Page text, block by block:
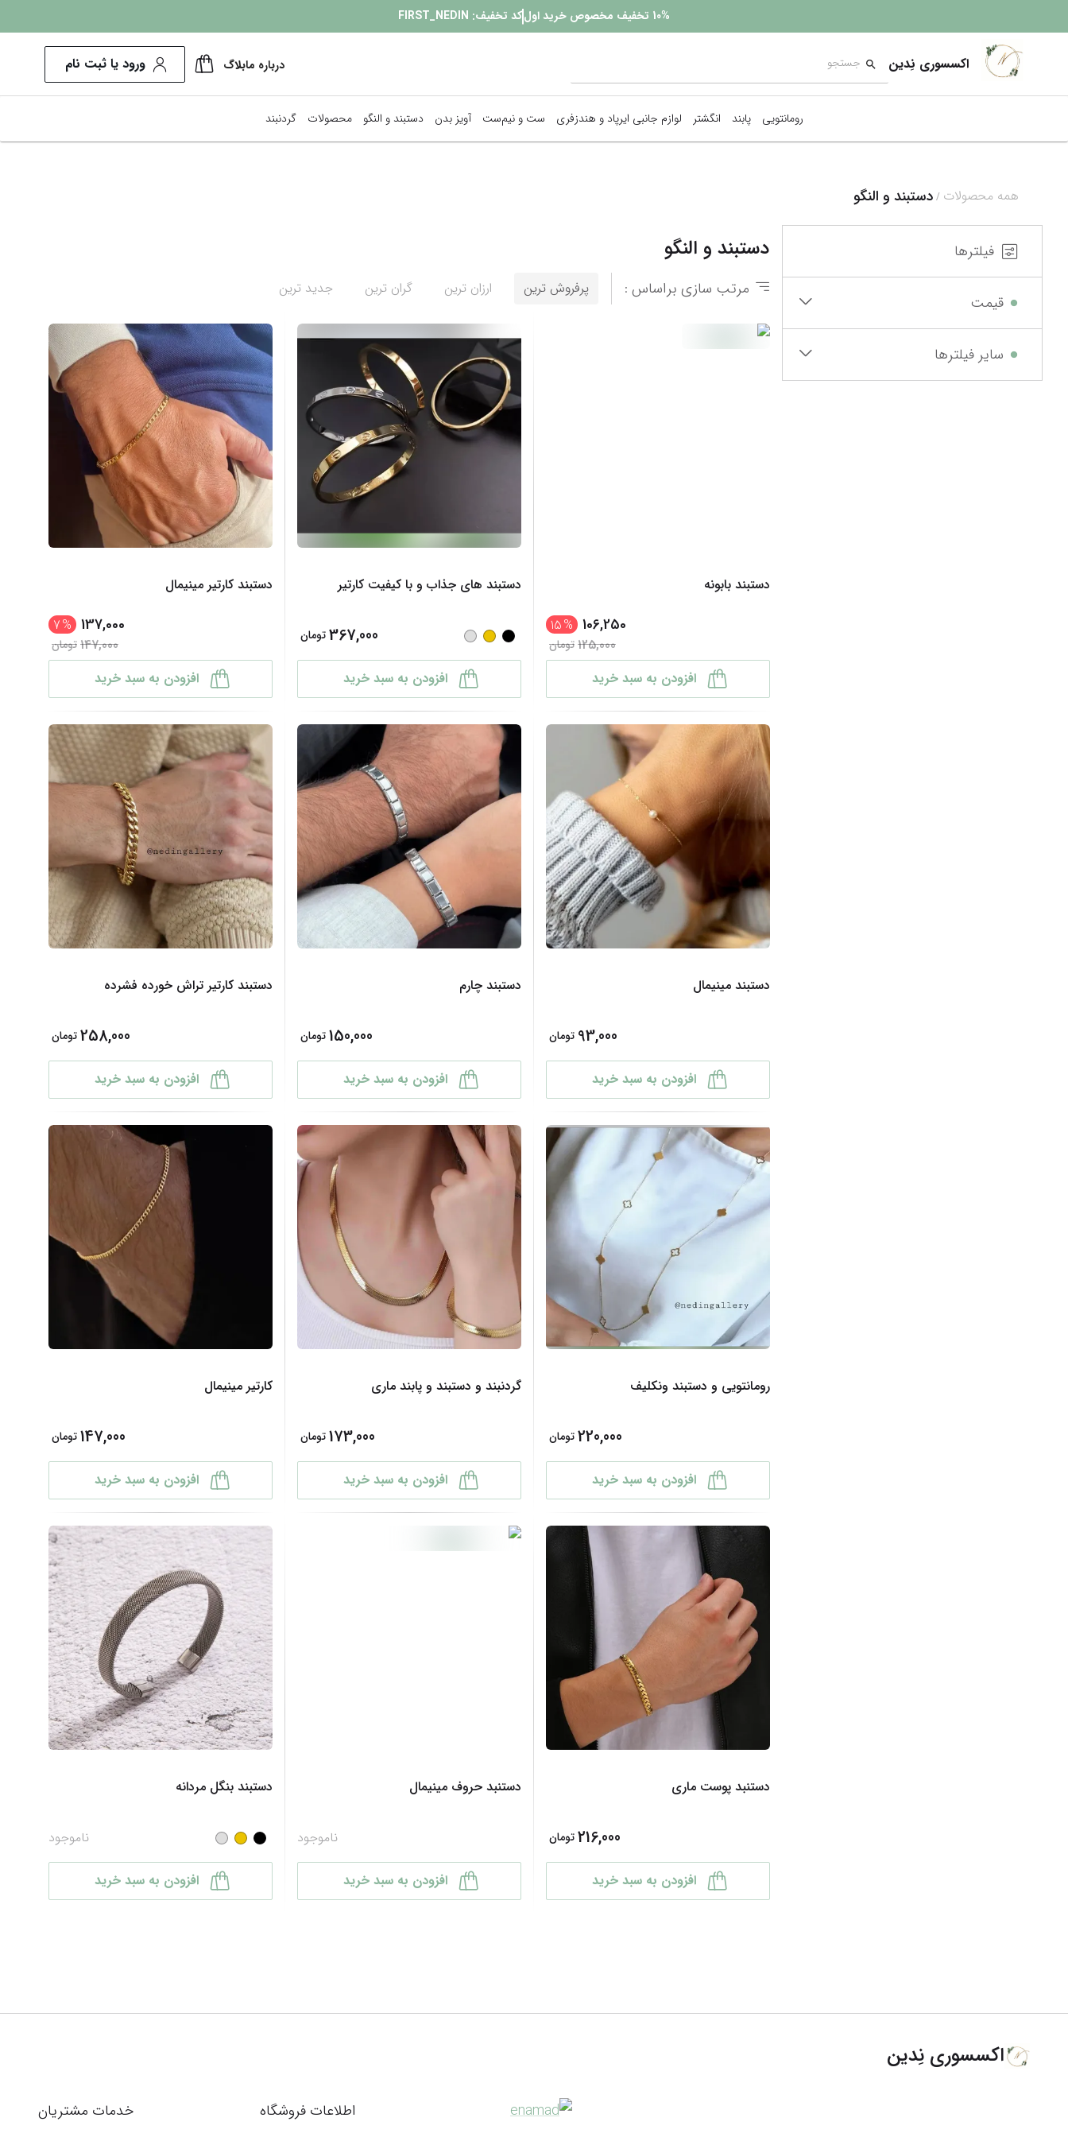
10% تخفیف مخصوص خرید اولکد تخفیف: FIRST_NEDIN
اکسسوری نِدین درباره مابلاگ ورود یا ثبت نام
رومانتویی پابند انگشتر لوازم جانبی ایرپاد و هندزفری ست و نیم‌ست آویز بدن
نمایش همه محصولات
دستبند و النگو محصولات گردنبند
همه محصولات / دستبند و النگو
فیلترها
قیمت
سایر فیلترها
دستبند و النگو
مرتب سازی براساس : پرفروش ترین ارزان ترین گران ترین جدید ترین
دستبند بابونه
106,250
%
15
125,000تومان
افزودن به سبد خرید
دستبند های جذاب و با کیفیت کارتیر
367,000تومان
افزودن به سبد خرید
دستبند کارتیر مینیمال
137,000
%
7
147,000تومان
افزودن به سبد خرید
دستبند مینیمال
93,000 تومان
افزودن به سبد خرید
دستبند چارم
150,000تومان
افزودن به سبد خرید
دستبند کارتیر تراش خورده فشرده
258,000تومان
افزودن به سبد خرید
رومانتویی و دستبند ونکلیف
220,000تومان
افزودن به سبد خرید
گردنبند و دستبند و پابند ماری
173,000تومان
افزودن به سبد خرید
کارتیر مینیمال
147,000تومان
افزودن به سبد خرید
دستنبد پوست ماری
216,000تومان
افزودن به سبد خرید
دستنبد حروف مینیمال
ناموجود
افزودن به سبد خرید
دستبند بنگل مردانه
ناموجود
افزودن به سبد خرید
اکسسوری نِدین
اطلاعات فروشگاه خدمات مشتریان